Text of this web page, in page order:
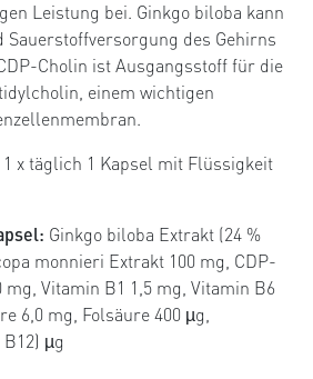
Leistung bei. Ginkgo biloba kann
des Gehirns
Cholin ist Ausgangsstoff für die
einem wichtigen
1 x täglich 1 Kapsel mit Flüssigkeit
Ginkgo biloba Extrakt (24 %
monnieri Extrakt 100 mg, CDP-
Vitamin B1 1,5 mg, Vitamin B6
6,0 mg, Folsäure 400 µg,
µg